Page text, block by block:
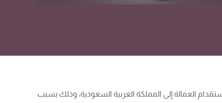
العمالة إلى المملكة العربية السعودية، وذلك بسبب